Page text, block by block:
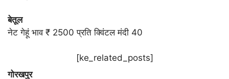
बेतूल
नेट गेहूं भाव ₹ 2500 प्रति क्विंटल मंदी 40
[ke_related_posts]
गोरखपुर